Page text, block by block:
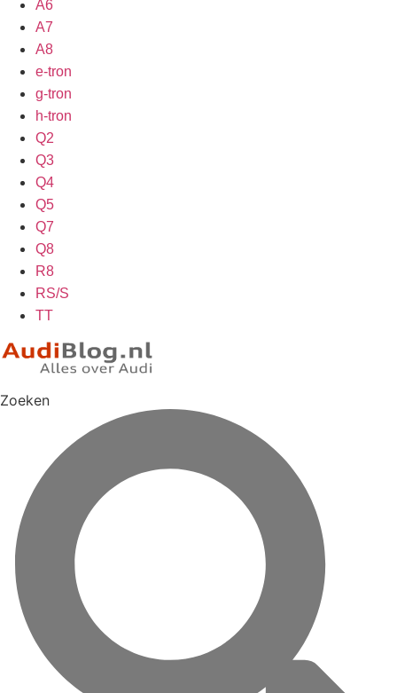
A6
A7
A8
e-tron
g-tron
h-tron
Q2
Q3
Q4
Q5
Q7
Q8
R8
RS/S
TT
Zoeken